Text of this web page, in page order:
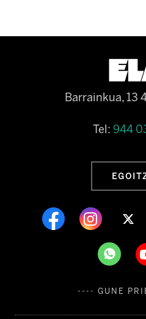
Barrainkua, 13
Tel: 944
---- GUNE